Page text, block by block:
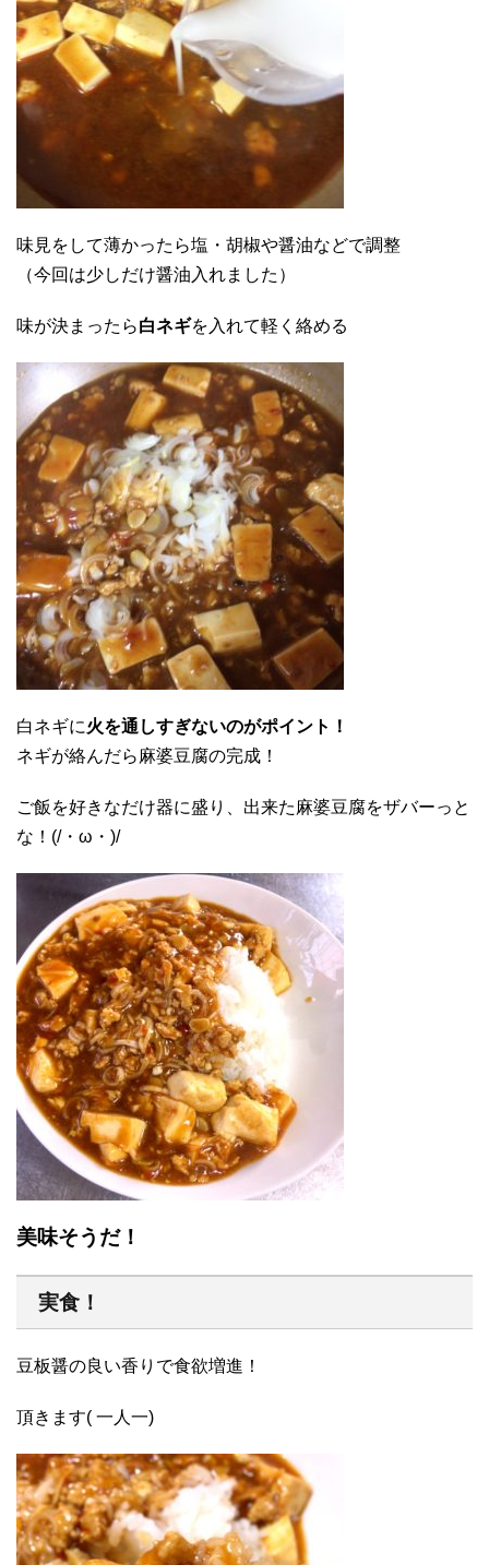
味見をして薄かったら塩・胡椒や醤油などで調整
（今回は少しだけ醤油入れました）
味が決まったら白ネギを入れて軽く絡める
白ネギに火を通しすぎないのがポイント！
ネギが絡んだら麻婆豆腐の完成！
ご飯を好きなだけ器に盛り、出来た麻婆豆腐をザバーっと
な！(/・ω・)/
美味そうだ！
実食！
豆板醤の良い香りで食欲増進！
頂きます( 一人一)